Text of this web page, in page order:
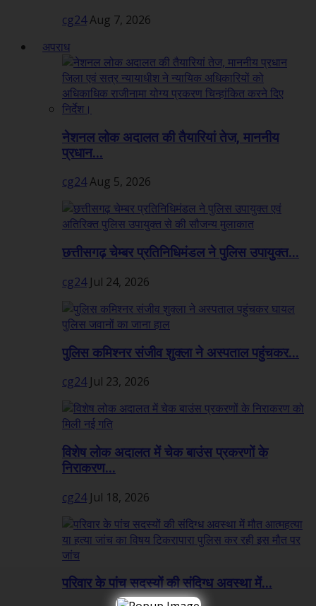
cg24Aug 7, 2026
अपराध
नेशनल लोक अदालत की तैयारियां तेज, माननीय
प्रधान...
cg24Aug 5, 2026
छत्तीसगढ़ चेम्बर प्रतिनिधिमंडल ने पुलिस उपायुक्त...
cg24 Jul 24, 2026
पुलिस कमिश्नर संजीव शुक्ला ने अस्पताल पहुंचकर...
cg24 Jul 23, 2026
विशेष लोक अदालत में चेक बाउंस प्रकरणों के
निराकरण...
cg24 Jul 18, 2026
परिवार के पांच सदस्यों की संदिग्ध अवस्था में...